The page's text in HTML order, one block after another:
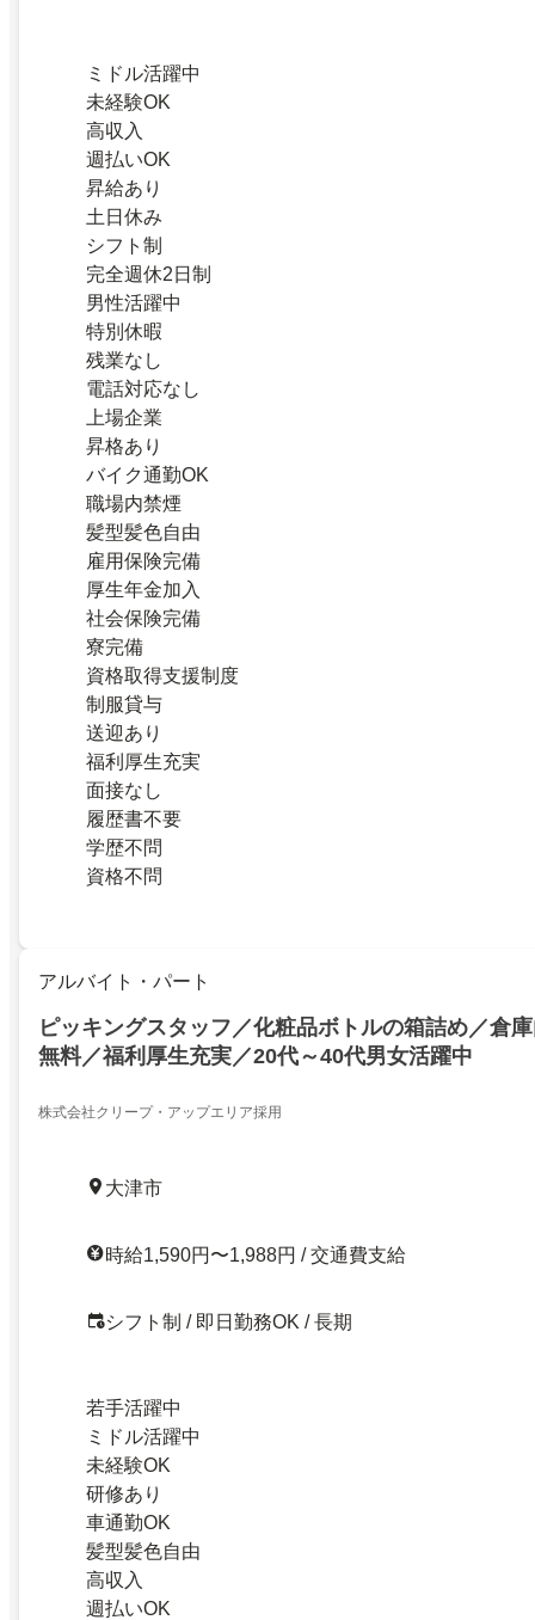
ミドル活躍中
未経験OK
高収入
週払いOK
昇給あり
土日休み
シフト制
完全週休2日制
男性活躍中
特別休暇
残業なし
電話対応なし
上場企業
昇格あり
バイク通勤OK
職場内禁煙
髪型髪色自由
雇用保険完備
厚生年金加入
社会保険完備
寮完備
資格取得支援制度
制服貸与
送迎あり
福利厚生充実
面接なし
履歴書不要
学歴不問
資格不問
アルバイト・パート
ピッキングスタッフ／化粧品ボトルの箱詰め／倉
無料／福利厚生充実／20代～40代男女活躍中
株式会社クリープ・アップエリア採用
大津市
時給1,590円〜1,988円 / 交通費支給
シフト制 / 即日勤務OK / 長期
若手活躍中
ミドル活躍中
未経験OK
研修あり
車通勤OK
髪型髪色自由
高収入
週払いOK